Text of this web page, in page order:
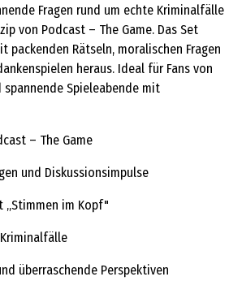
Fragen rund um echte Kriminalfälle
von Podcast – The Game. Das Set
Rätseln, moralischen Fragen
heraus. Ideal für Fans von
Spieleabende mit
– The Game
und Diskussionsimpulse
„Stimmen im Kopf"
überraschende Perspektiven